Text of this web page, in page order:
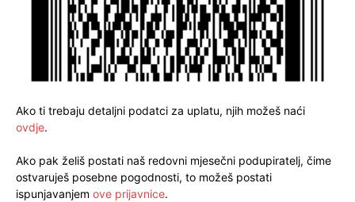
Ako ti trebaju detaljni podatci za uplatu, njih možeš naći
ovdje.
Ako pak želiš postati naš redovni mjesečni podupiratelj, čime
ostvaruješ posebne pogodnosti, to možeš postati
ispunjavanjem ove prijavnice.